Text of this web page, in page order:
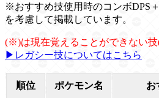
※おすすめ技使用時のコンボDPS
を考慮して掲載しています。
(※)は現在覚えることができない技
▶レガシー技についてはこちら
順位 ポケモン名 お